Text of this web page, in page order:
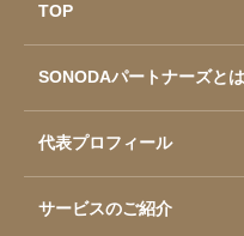
TOP
SONODAパートナーズとは
代表プロフィール
サービスのご紹介